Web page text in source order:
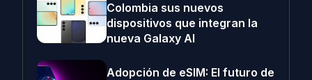
Colombia sus nuevos
dispositivos que integran la
nueva Galaxy AI
Adopción de eSIM: El futuro de